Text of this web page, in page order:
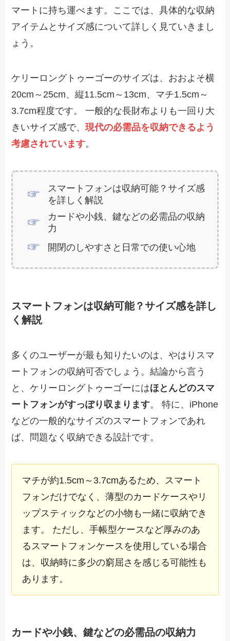
マートに持ち運べます。ここでは、具体的な収納
アイテムとサイズ感について詳しく見ていきまし
ょう。
ケリーロングトゥーゴーのサイズは、おおよそ横
20cm～25cm、縦11.5cm～13cm、マチ1.5cm～
3.7cm程度です。 一般的な長財布よりも一回り大
きいサイズ感で、現代の必需品を収納できるよう
考慮されています。
スマートフォンは収納可能？サイズ感
を詳しく解説
カードや小銭、鍵などの必需品の収納
力
開閉のしやすさと日常での使い心地
スマートフォンは収納可能？サイズ感を詳し
く解説
多くのユーザーが最も知りたいのは、やはりスマ
ートフォンの収納可否でしょう。結論から言う
と、ケリーロングトゥーゴーにはほとんどのスマ
ートフォンがすっぽり収まります。 特に、iPhone
などの一般的なサイズのスマートフォンであれ
ば、問題なく収納できる設計です。
マチが約1.5cm～3.7cmあるため、スマート
フォンだけでなく、薄型のカードケースやリ
ップスティックなどの小物も一緒に収納でき
ます。 ただし、手帳型ケースなど厚みのあ
るスマートフォンケースを使用している場合
は、収納時に多少の窮屈さを感じる可能性も
あります。
カードや小銭、鍵などの必需品の収納力